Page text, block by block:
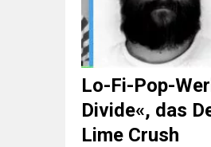
Lo-Fi-Pop-
Divide«, das
Lime Crush